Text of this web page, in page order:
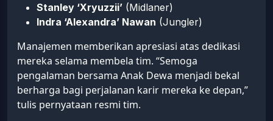
Stanley ‘Xryuzzii’ (Midlaner)
Indra ‘Alexandra’ Nawan (Jungler)
Manajemen memberikan apresiasi atas dedikasi
mereka selama membela tim. “Semoga
pengalaman bersama Anak Dewa menjadi bekal
berharga bagi perjalanan karir mereka ke depan,”
tulis pernyataan resmi tim.